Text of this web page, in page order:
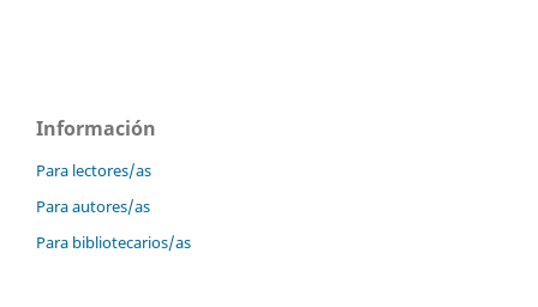
Información
Para lectores/as
Para autores/as
Para bibliotecarios/as